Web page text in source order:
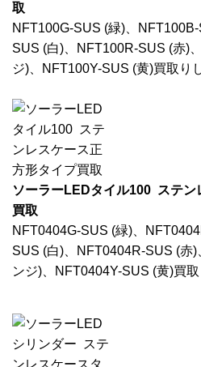
取
NFT100G-SUS (緑)、
SUS (白)、NFT100R-SUS (赤)
ジ)、NFT100Y-SUS (黄)買取り
ソーラーLEDタイル100 ステン
買取
NFT0404G-SUS (緑)、
SUS (白)、NFT0404R-SUS (赤
ンジ)、NFT0404Y-SUS (黄)買取